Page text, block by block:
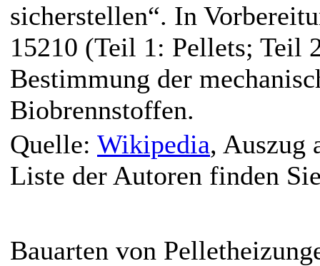
sicherstellen“. In
15210 (Teil 1: Pellets; Teil
Bestimmung der
Biobrennstoffen.
Quelle: Wikipedia, Auszug
Liste der Autoren finden
Bauarten von